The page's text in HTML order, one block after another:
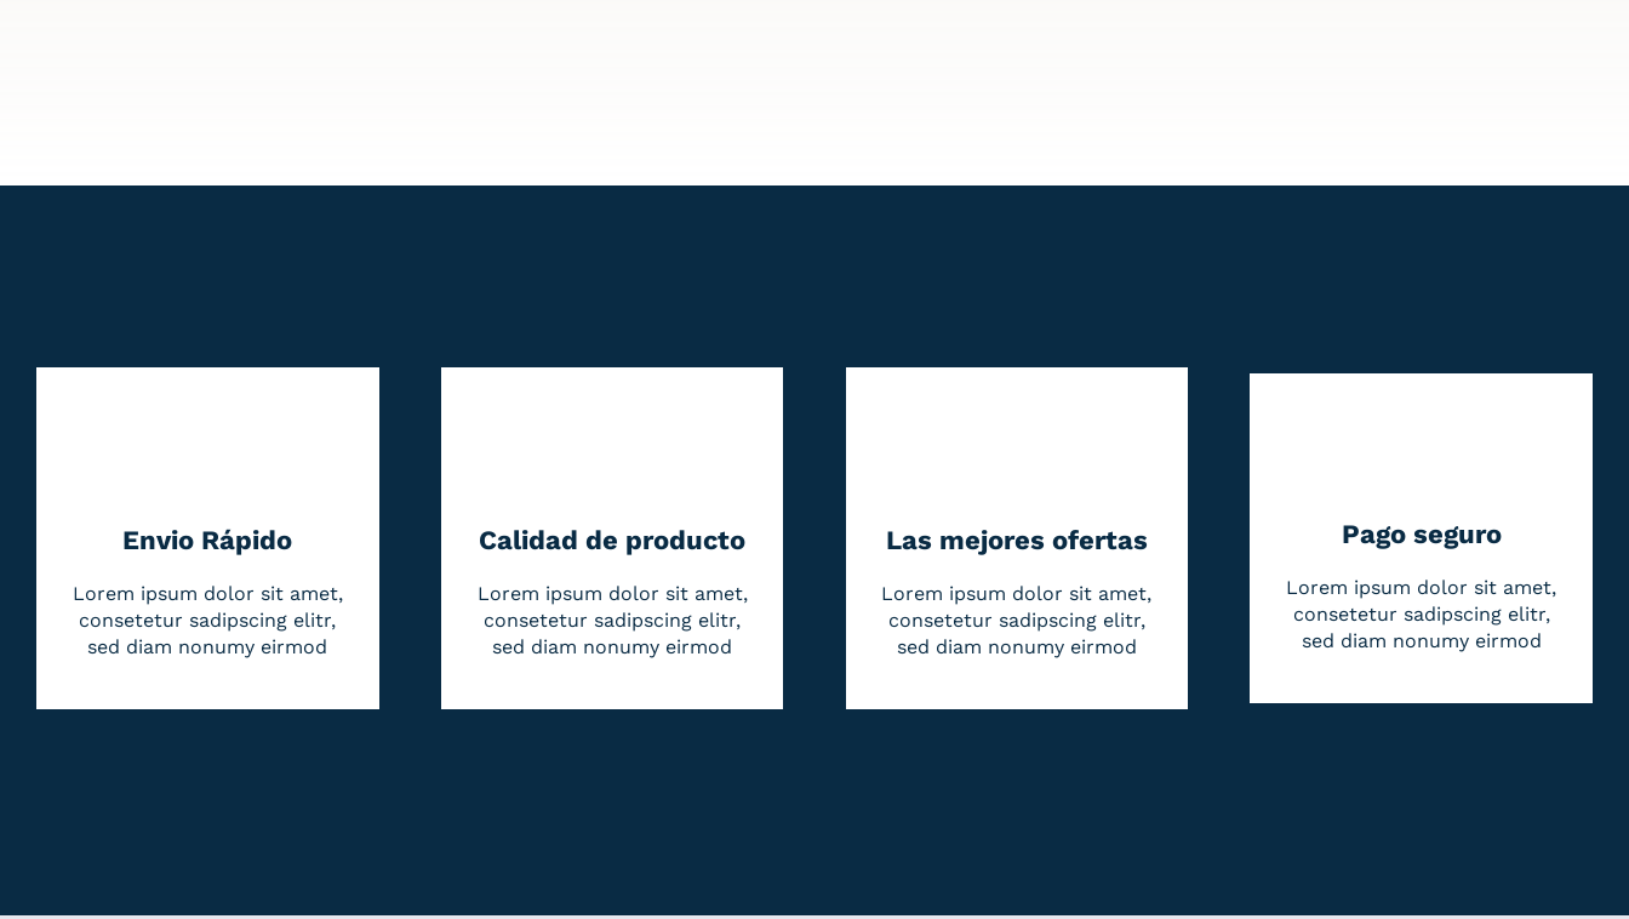
Envio Rápido
Lorem ipsum dolor sit amet,
consetetur sadipscing elitr,
sed diam nonumy eirmod
Calidad de producto
Lorem ipsum dolor sit amet,
consetetur sadipscing elitr,
sed diam nonumy eirmod
Las mejores ofertas
Lorem ipsum dolor sit amet,
consetetur sadipscing elitr,
sed diam nonumy eirmod
Pago seguro
Lorem ipsum dolor sit amet,
consetetur sadipscing elitr,
sed diam nonumy eirmod